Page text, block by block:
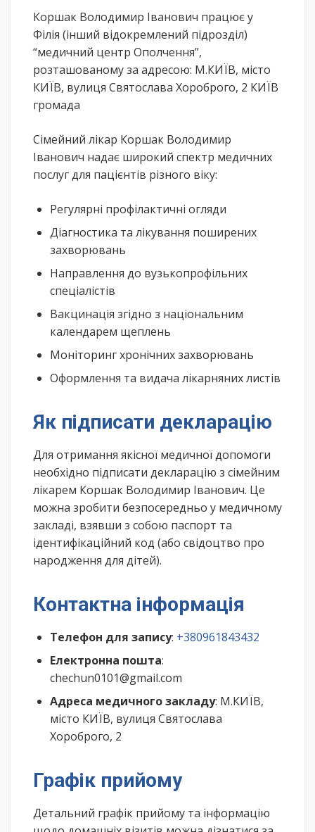
Коршак Володимир Іванович працює у
Філія (інший відокремлений підрозділ)
“медичний центр Ополчення”,
розташованому за адресою: М.КИЇВ, місто
КИЇВ, вулиця Святослава Хороброго, 2 КИЇВ
громада
Сімейний лікар Коршак Володимир
Іванович надає широкий спектр медичних
послуг для пацієнтів різного віку:
Регулярні профілактичні огляди
Діагностика та лікування поширених
захворювань
Направлення до вузькопрофільних
спеціалістів
Вакцинація згідно з національним
календарем щеплень
Моніторинг хронічних захворювань
Оформлення та видача лікарняних листів
Як підписати декларацію
Для отримання якісної медичної допомоги
необхідно підписати декларацію з сімейним
лікарем Коршак Володимир Іванович. Це
можна зробити безпосередньо у медичному
закладі, взявши з собою паспорт та
ідентифікаційний код (або свідоцтво про
народження для дітей).
Контактна інформація
Телефон для запису: +380961843432
Електронна пошта:
chechun0101@gmail.com
Адреса медичного закладу: М.КИЇВ,
місто КИЇВ, вулиця Святослава
Хороброго, 2
Графік прийому
Детальний графік прийому та інформацію